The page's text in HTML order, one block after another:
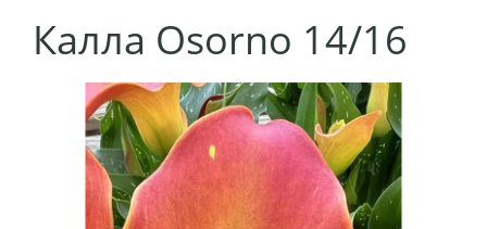
Калла Osorno 14/16